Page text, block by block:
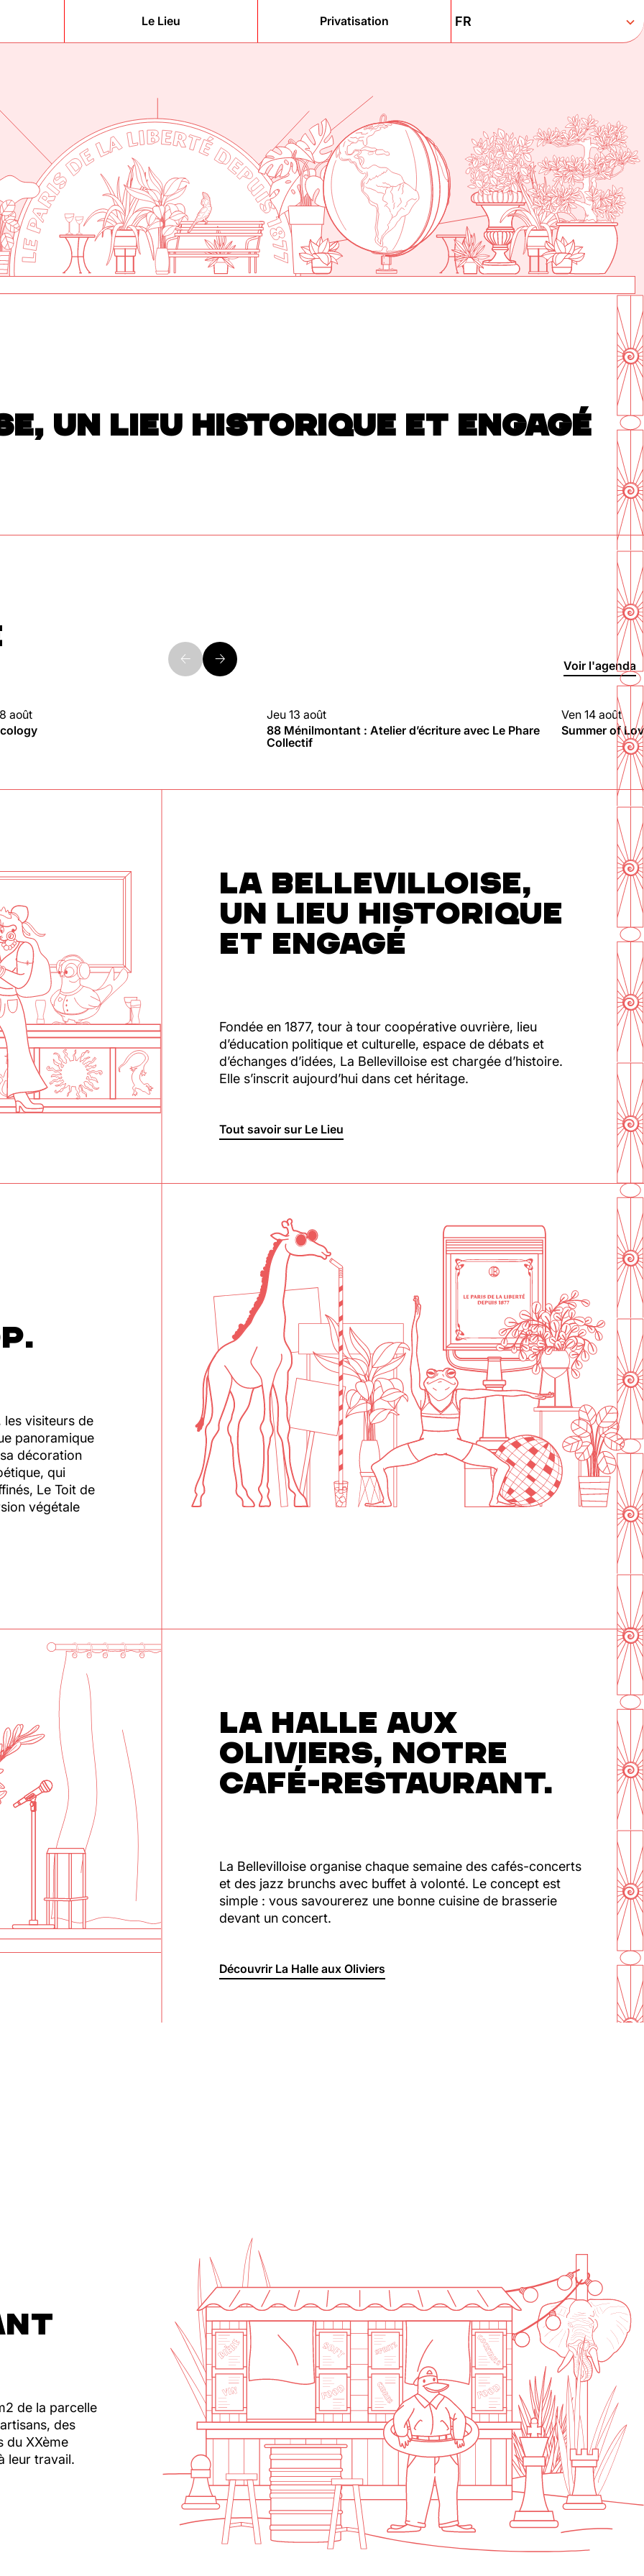
Le Lieu Privatisation
En savoir plus
UN LIEU HISTORIQUE ET ENGAGÉ
Voir l'agenda
août
88 MÉNILMONTANT
Jeu 13 août
88 Ménilmontant : Atelier d’écriture avec Le Phare
Collectif
CLUBBING
Ven 14 août
Summer of
LA BELLEVILLOISE,
UN LIEU HISTORIQUE
ET ENGAGÉ
Fondée en 1877, tour à tour coopérative ouvrière, lieu
d’éducation politique et culturelle, espace de débats et
d’échanges d’idées, La Bellevilloise est chargée d’histoire.
Elle s’inscrit aujourd’hui dans cet héritage.
Tout savoir sur Le Lieu
visiteurs de
panoramique
décoration
qui
Le Toit de
végétale
LA HALLE AUX
OLIVIERS, NOTRE
CAFÉ-RESTAURANT.
La Bellevilloise organise chaque semaine des cafés-concerts
et des jazz brunchs avec buffet à volonté. Le concept est
simple : vous savourerez une bonne cuisine de brasserie
devant un concert.
Découvrir La Halle aux Oliviers
de la parcelle
des
du XXème
leur travail.